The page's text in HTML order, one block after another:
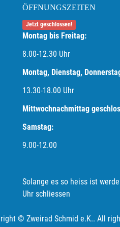
ÖFFNUNGSZEITEN
Jetzt geschlossen!
Montag bis Freitag:
8.00-12.30 Uhr
Montag, Dienstag,
13.30-18.00 Uhr
Mittwochnachmittag
Samstag:
9.00-12.00
Solange es so heiss ist
Uhr schliessen
© Zweirad Schmid e.K.. All